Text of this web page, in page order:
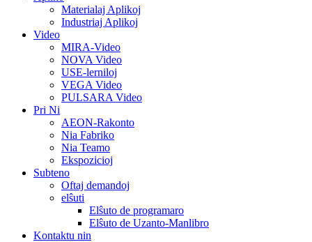
Materialaj Aplikoj
Industriaj Aplikoj
Video
MIRA-Video
NOVA Video
USE-lerniloj
VEGA Video
PULSARA Video
Pri Ni
AEON-Rakonto
Nia Fabriko
Nia Teamo
Ekspozicioj
Subteno
Oftaj demandoj
elŝuti
Elŝuto de programaro
Elŝuto de Uzanto-Manlibro
Kontaktu nin